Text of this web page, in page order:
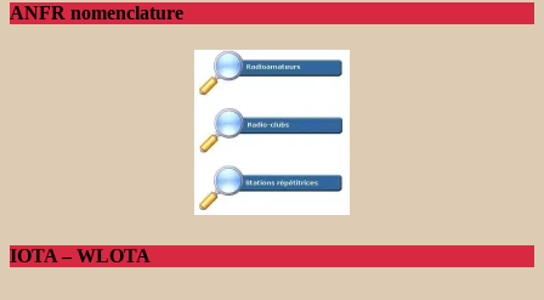
ANFR nomenclature
IOTA – WLOTA